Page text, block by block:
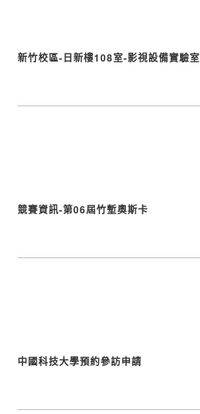
新竹校區-日新樓108室-影視設備實驗室
競賽資訊-第06屆竹塹奧斯卡
中國科技大學預約參訪申請